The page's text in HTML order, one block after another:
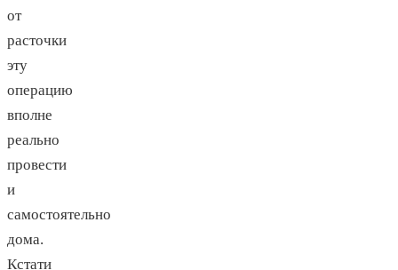
от
расточки
эту
операцию
вполне
реально
провести
и
самостоятельно
дома.
Кстати